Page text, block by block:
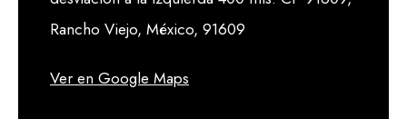
Rancho Viejo, México, 91609
Ver en Google Maps